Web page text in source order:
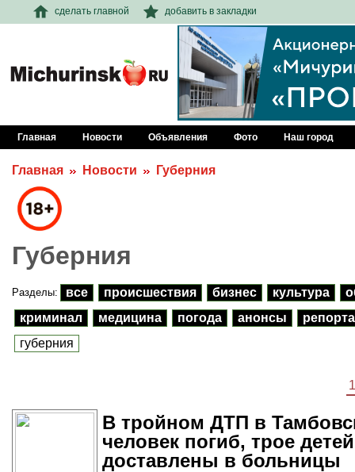
сделать главной добавить в закладки
Главная Новости Объявления Фото Наш город
Главная Новости Губерния
Губерния
Разделы: все происшествия бизнес культура
криминал
медицина погода анонсы
губерния
1
В тройном ДТП в
человек погиб, трое
доставлены в больницы